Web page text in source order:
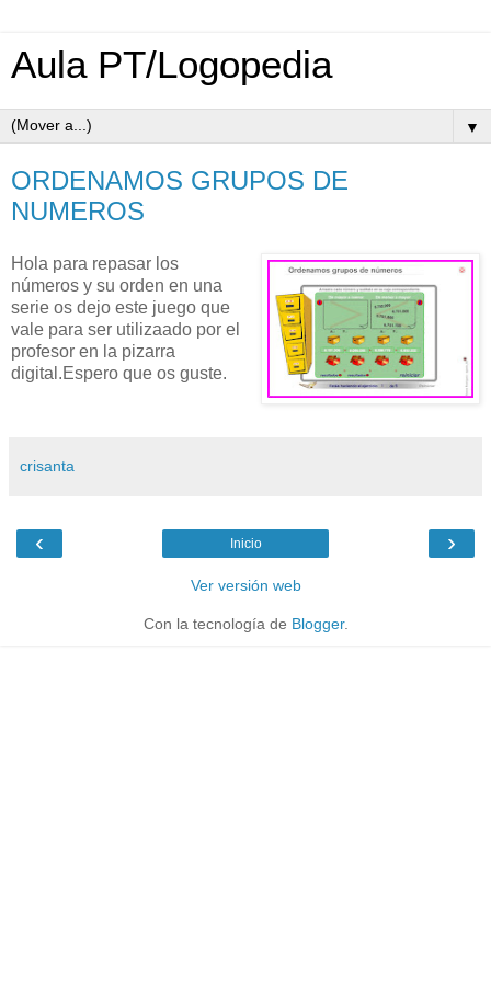
Aula PT/Logopedia
▼
ORDENAMOS GRUPOS DE
NUMEROS
Hola para repasar los
números y su orden en una
serie os dejo este juego que
vale para ser utilizaado por el
profesor en la pizarra
digital.Espero que os guste.
crisanta
‹ ›
Inicio
Ver versión web
Con la tecnología de Blogger.